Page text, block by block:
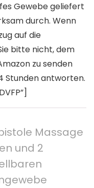
Gewebe geliefert
durch. Wenn
auf die
bitte nicht, dem
zu senden
Stunden antworten.
Massage
und 2